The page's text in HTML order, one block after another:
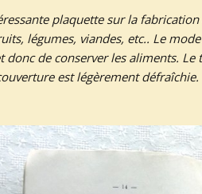
plaquette sur la
légumes, viandes, etc.. Le
donc de conserver les aliments.
est légèrement défraîchie.